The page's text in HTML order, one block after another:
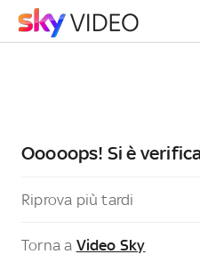
Ooooops! Si è
Riprova più tardi
Torna a Video Sky